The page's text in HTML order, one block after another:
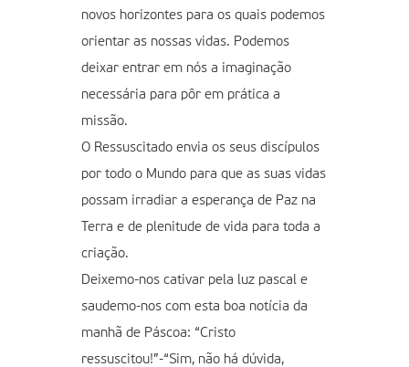
novos horizontes para os quais podemos
orientar as nossas vidas. Podemos
deixar entrar em nós a imaginação
necessária para pôr em prática a
missão.
O Ressuscitado envia os seus discípulos
por todo o Mundo para que as suas vidas
possam irradiar a esperança de Paz na
Terra e de plenitude de vida para toda a
criação.
Deixemo-nos cativar pela luz pascal e
saudemo-nos com esta boa notícia da
manhã de Páscoa: “Cristo
ressuscitou!”-“Sim, não há dúvida,